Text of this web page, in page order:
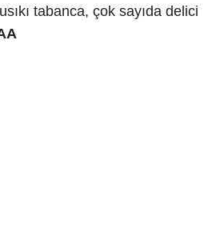
tabanca, çok sayıda delici